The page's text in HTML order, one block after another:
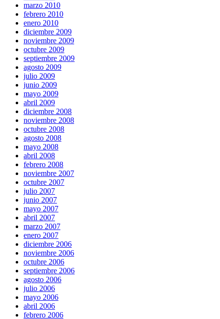
marzo 2010
febrero 2010
enero 2010
diciembre 2009
noviembre 2009
octubre 2009
septiembre 2009
agosto 2009
julio 2009
junio 2009
mayo 2009
abril 2009
diciembre 2008
noviembre 2008
octubre 2008
agosto 2008
mayo 2008
abril 2008
febrero 2008
noviembre 2007
octubre 2007
julio 2007
junio 2007
mayo 2007
abril 2007
marzo 2007
enero 2007
diciembre 2006
noviembre 2006
octubre 2006
septiembre 2006
agosto 2006
julio 2006
mayo 2006
abril 2006
febrero 2006